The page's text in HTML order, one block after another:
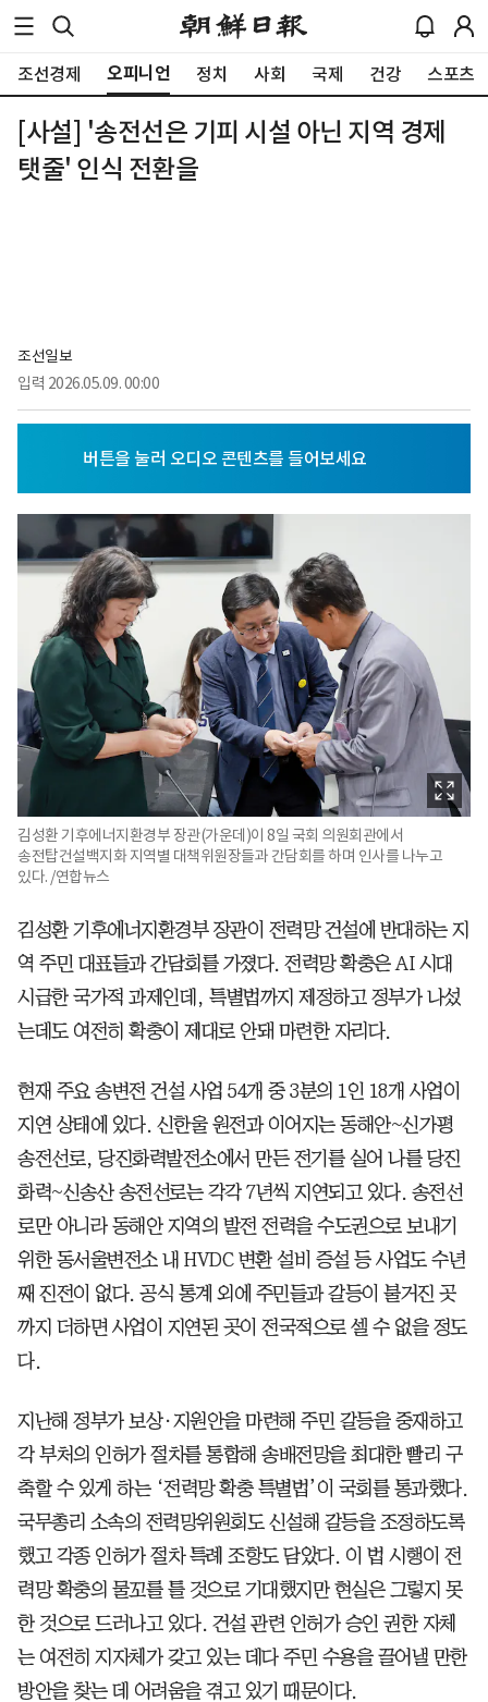
조선경제 오피니언 정치 사회 국제 건강 스포츠
[사설] '송전선은 기피 시설 아닌 지역 경제
탯줄' 인식 전환을
조선일보
입력 2026.05.09. 00:00
김성환 기후에너지환경부 장관(가운데)이 8일 국회 의원회관에서
송전탑건설백지화 지역별 대책위원장들과 간담회를 하며 인사를 나누고
있다. /연합뉴스
김성환 기후에너지환경부 장관이 전력망 건설에 반대하는 지
역 주민 대표들과 간담회를 가졌다. 전력망 확충은 AI 시대
시급한 국가적 과제인데, 특별법까지 제정하고 정부가 나섰
는데도 여전히 확충이 제대로 안돼 마련한 자리다.
현재 주요 송변전 건설 사업 54개 중 3분의 1인 18개 사업이
지연 상태에 있다. 신한울 원전과 이어지는 동해안~신가평
송전선로, 당진화력발전소에서 만든 전기를 실어 나를 당진
화력~신송산 송전선로는 각각 7년씩 지연되고 있다. 송전선
로만 아니라 동해안 지역의 발전 전력을 수도권으로 보내기
위한 동서울변전소 내 HVDC 변환 설비 증설 등 사업도 수년
째 진전이 없다. 공식 통계 외에 주민들과 갈등이 불거진 곳
까지 더하면 사업이 지연된 곳이 전국적으로 셀 수 없을 정도
다.
지난해 정부가 보상·지원안을 마련해 주민 갈등을 중재하고
각 부처의 인허가 절차를 통합해 송배전망을 최대한 빨리 구
축할 수 있게 하는 ‘전력망 확충 특별법’이 국회를 통과했다.
국무총리 소속의 전력망위원회도 신설해 갈등을 조정하도록
했고 각종 인허가 절차 특례 조항도 담았다. 이 법 시행이 전
력망 확충의 물꼬를 틀 것으로 기대했지만 현실은 그렇지 못
한 것으로 드러나고 있다. 건설 관련 인허가 승인 권한 자체
는 여전히 지자체가 갖고 있는 데다 주민 수용을 끌어낼 만한
방안을 찾는 데 어려움을 겪고 있기 때문이다.